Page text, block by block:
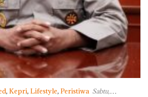
, Kepri, Lifestyle, Peristiwa Sabtu,